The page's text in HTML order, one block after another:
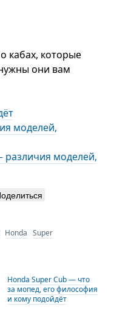
кабах, которые
они вам
моделей,
различия моделей,
Honda Super
Honda Super Cub — что
за мопед, его философия
и кому подойдёт